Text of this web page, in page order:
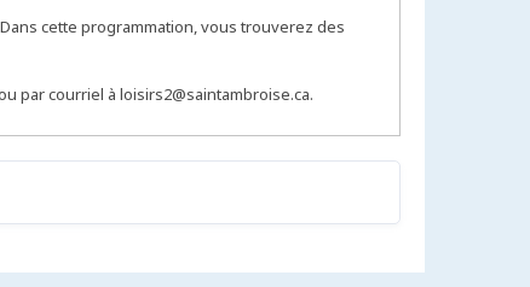
cette programmation, vous trouverez des
par courriel à loisirs2@saintambroise.ca.